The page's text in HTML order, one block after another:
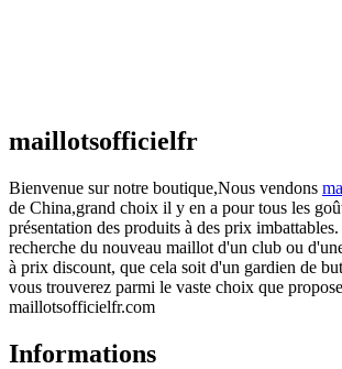
maillotsofficielfr
Bienvenue sur notre boutique,Nous vendons
de China,grand choix il y en a pour tous les
présentation des produits à des prix
recherche du nouveau maillot d'un club ou
à prix discount, que cela soit d'un gardien de
vous trouverez parmi le vaste choix que propose
maillotsofficielfr.com
Informations